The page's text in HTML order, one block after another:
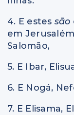
4. E estes são
em
Salomão,
5. E Ibar,
6. E Nogá,
7. E Elisama,